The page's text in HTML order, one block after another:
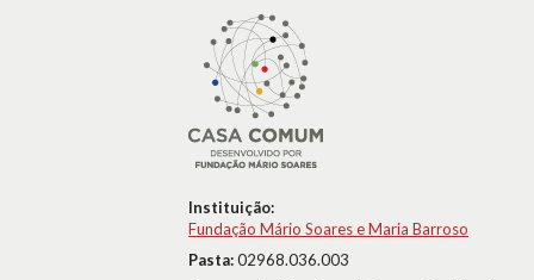
Instituição:
Fundação Mário Soares e Maria Barroso
Pasta:02968.036.003